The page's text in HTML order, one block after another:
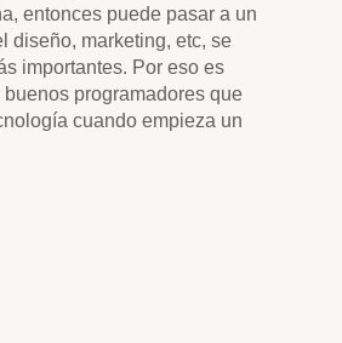
entonces puede pasar a un
diseño, marketing, etc, se
importantes. Por eso es
programadores que
cuando empieza un